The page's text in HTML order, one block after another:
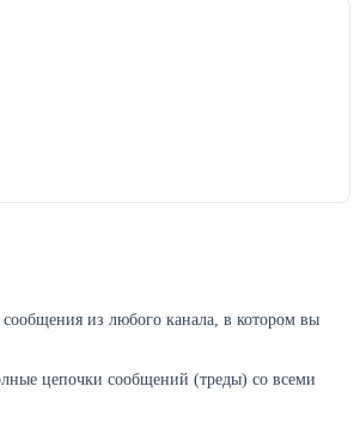
сообщения из любого канала, в котором вы
цепочки сообщений (треды) со всеми